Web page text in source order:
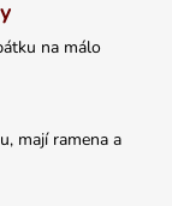
na málo
mají ramena a